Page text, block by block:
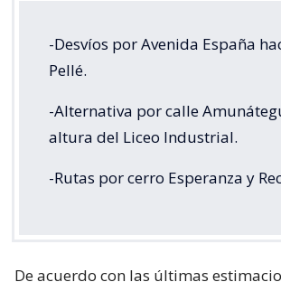
-Desvíos por Avenida España
Pellé.
-Alternativa por calle
altura del Liceo Industrial.
-Rutas por cerro Esperanza y
De acuerdo con las últimas